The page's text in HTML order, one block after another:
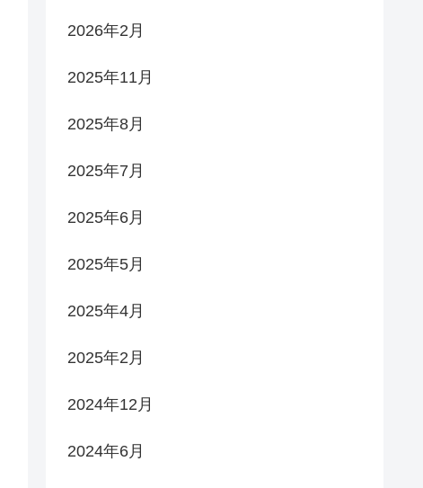
2026年2月
2025年11月
2025年8月
2025年7月
2025年6月
2025年5月
2025年4月
2025年2月
2024年12月
2024年6月